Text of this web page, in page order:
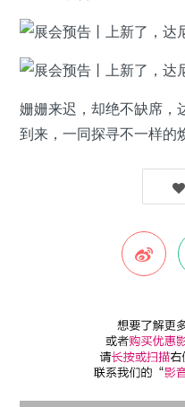
姗姗来迟，却绝不缺席，
到来，一同探寻不一样的